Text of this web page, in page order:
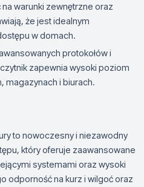
warunki zewnętrzne oraz
że jest idealnym
w domach.
protokołów i
zapewnia wysoki poziom
magazynach i biurach.
to nowoczesny i niezawodny
który oferuje zaawansowane
systemami oraz wysoki
odporność na kurz i wilgoć oraz